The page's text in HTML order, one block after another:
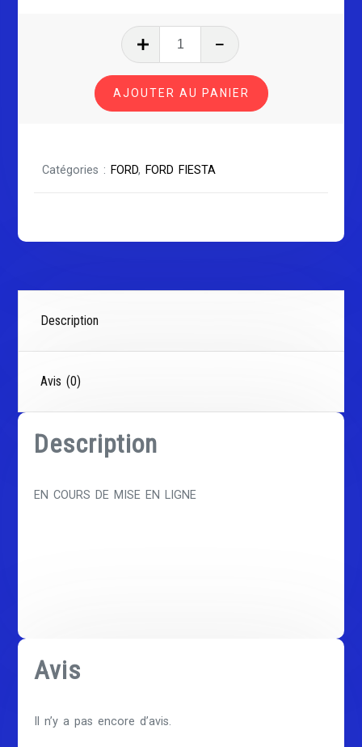
quantité
FORD
FIESTA
SÉRIE
AJOUTER AU PANIER
Catégories : FORD, FORD FIESTA
Description
Avis (0)
Description
EN COURS DE MISE EN LIGNE
Avis
Il n’y a pas encore d’avis.